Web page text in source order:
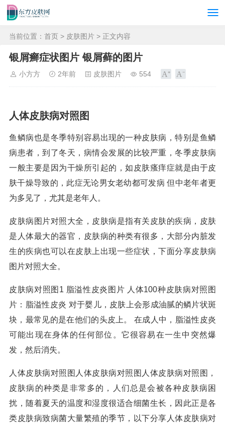
当前位置： 首页 > 皮肤图片 > 正文内容
银屑癣症状图片 银屑藓的图片
小方方 2年前 皮肤图片 554
人体皮肤病对照图
鱼鳞病也是冬季特别容易出现的一种皮肤病，特别是鱼鳞
病患者，到了冬天，病情会发展的比较严重，冬季皮肤病
一般主要是因为干燥所引起的，如皮肤瘙痒症就是由于皮
肤干燥导致的，此症无论男女老幼都可发病 但中老年者更
为多见了，尤其是老年人。
皮肤病图片对照大全，皮肤病是指有关皮肤的疾病，皮肤
是人体最大的器官，皮肤病的种类有很多，大部分内脏发
生的疾病也可以在皮肤上出现一些症状，下面分享皮肤病
图片对照大全。
皮肤病对照图1 脂溢性皮炎图片 人体100种皮肤病对照图
片：脂溢性皮炎 对于婴儿，皮肤上会形成油腻的鳞片状斑
块，最常见的是在他们的头皮上。 在成人中，脂溢性皮炎
可能出现在身体的任何部位。它很容易在一生中突然爆
发，然后消失。
人体皮肤病对照图人体皮肤病对照图人体皮肤病对照图，
皮肤病的种类是非常多的，人们总是会被各种皮肤病困
扰，随着夏天的温度和湿度很适合细菌生长，因此正是各
类皮肤病致病菌大量繁殖的季节，以下分享人体皮肤病对